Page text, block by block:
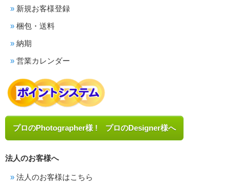
新規お客様登録
梱包・送料
納期
営業カレンダー
プロのPhotographer様 ! プロのDesigner様へ
法人のお客様へ
法人のお客様はこちら